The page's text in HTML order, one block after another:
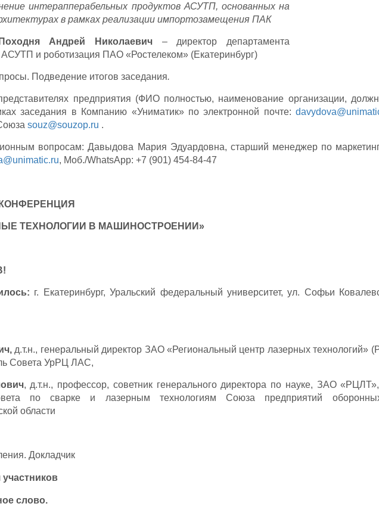
интерапперабельных продуктов АСУТП, основанных на
в рамках реализации импортозамещения ПАК
Походня Андрей Николаевич – директор департамента
и роботизация ПАО «Ростелеком» (Екатеринбург)
Подведение итогов заседания.
предприятия (ФИО полностью, наименование организации,
заседания в Компанию «Униматик» по электронной почте:
souz@souzop.ru .
вопросам: Давыдова Мария Эдуардовна, старший менеджер по
, Моб./WhatsApp: +7 (901) 454-84-47
ТЕХНОЛОГИИ В МАШИНОСТРОЕНИИ»
г. Екатеринбург, Уральский федеральный университет, ул. Софьи
д.т.н., генеральный директор ЗАО «Региональный центр лазерных технологий»
Совета УрРЦ ЛАС,
, д.т.н., профессор, советник генерального директора по науке, ЗАО
по сварке и лазерным технологиям Союза предприятий
области
Докладчик
участников
слово.